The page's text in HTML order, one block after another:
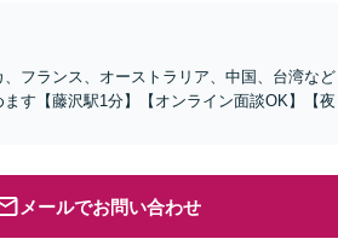
フランス、オーストラリア、中国、台湾など
す【藤沢駅1分】【オンライン面談OK】【夜
メールでお問い合わせ